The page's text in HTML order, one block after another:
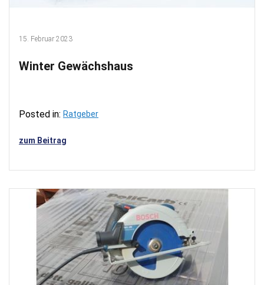
15. Februar 2023
Winter Gewächshaus
Posted in: Ratgeber
zum Beitrag